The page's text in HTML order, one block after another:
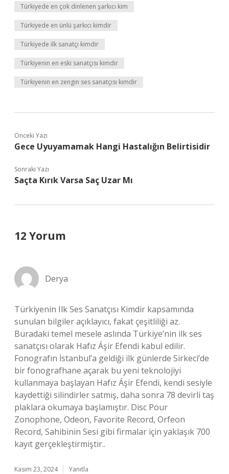
Türkiyede en çok dinlenen şarkıcı kim
Türkiyede en ünlü şarkıcı kimdir
Türkiyede ilk sanatçı kimdir
Türkiyenin en eski sanatçısı kimdir
Türkiyenin en zengin ses sanatçısı kimdir
Önceki Yazı
Gece Uyuyamamak Hangi Hastalığın Belirtisidir
Sonraki Yazı
Saçta Kırık Varsa Saç Uzar Mı
12 Yorum
Derya
Türkiyenin Ilk Ses Sanatçısı Kimdir kapsamında
sunulan bilgiler açıklayıcı, fakat çeşitliliği az.
Buradaki temel mesele aslında Türkiye’nin ilk ses
sanatçısı olarak Hafız Áşir Efendi kabul edilir.
Fonografın İstanbul’a geldiği ilk günlerde Sirkeci’de
bir fonografhane açarak bu yeni teknolojiyi
kullanmaya başlayan Hafız Áşir Efendi, kendi sesiyle
kaydettiği silindirler satmış, daha sonra 78 devirli taş
plaklara okumaya başlamıştır. Disc Pour
Zonophone, Odeon, Favorite Record, Orfeon
Record, Sahibinin Sesi gibi firmalar için yaklaşık 700
kayıt gerçekleştirmiştir..
Kasım 23, 2024 Yanıtla